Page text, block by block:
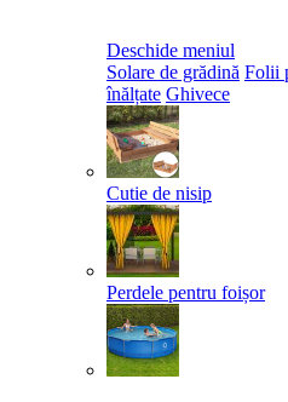
Deschide meniul
Solare de grădină Folii
înălțate Ghivece
Cutie de nisip
Perdele pentru foișor